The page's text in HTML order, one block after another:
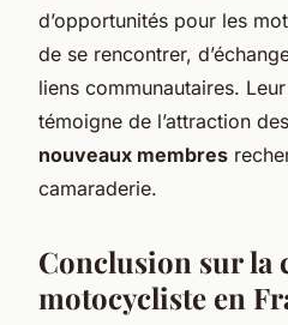
d’opportunités pour les
de se rencontrer,
liens communautaires.
témoigne de l’attraction
nouveaux membres
camaraderie.
Conclusion sur la
motocycliste en